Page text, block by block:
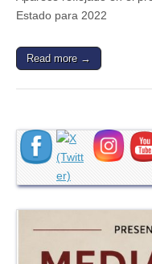
Estado para 2022
Read more →